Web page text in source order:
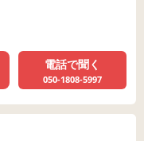
電話で聞く
050-1808-5997